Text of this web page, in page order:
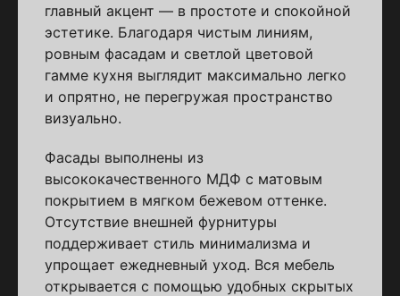
главный акцент — в простоте и спокойной
эстетике. Благодаря чистым линиям,
ровным фасадам и светлой цветовой
гамме кухня выглядит максимально легко
и опрятно, не перегружая пространство
визуально.
Фасады выполнены из
высококачественного МДФ с матовым
покрытием в мягком бежевом оттенке.
Отсутствие внешней фурнитуры
поддерживает стиль минимализма и
упрощает ежедневный уход. Вся мебель
открывается с помощью удобных скрытых